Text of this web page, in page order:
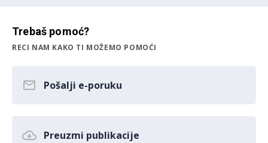
Trebaš pomoć?
RECI NAM KAKO TI MOŽEMO POMOĆI
Pošalji e-poruku
Preuzmi publikacije